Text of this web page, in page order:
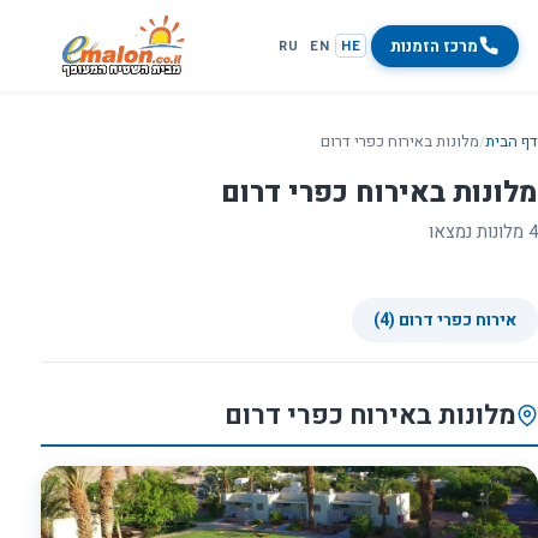
מרכז הזמנות HE
EN
RU
דף הבית/מלונות באירוח כפרי דרום
מלונות באירוח כפרי דרום
4 מלונות נמצאו
אירוח כפרי דרום (4)
מלונות באירוח כפרי דרום